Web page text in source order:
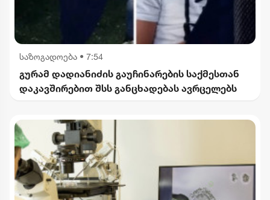
საზოგადოება • 7:54
გურამ დადიანიძის გაუჩინარების საქმესთან
დაკავშირებით შსს განცხადებას ავრცელებს